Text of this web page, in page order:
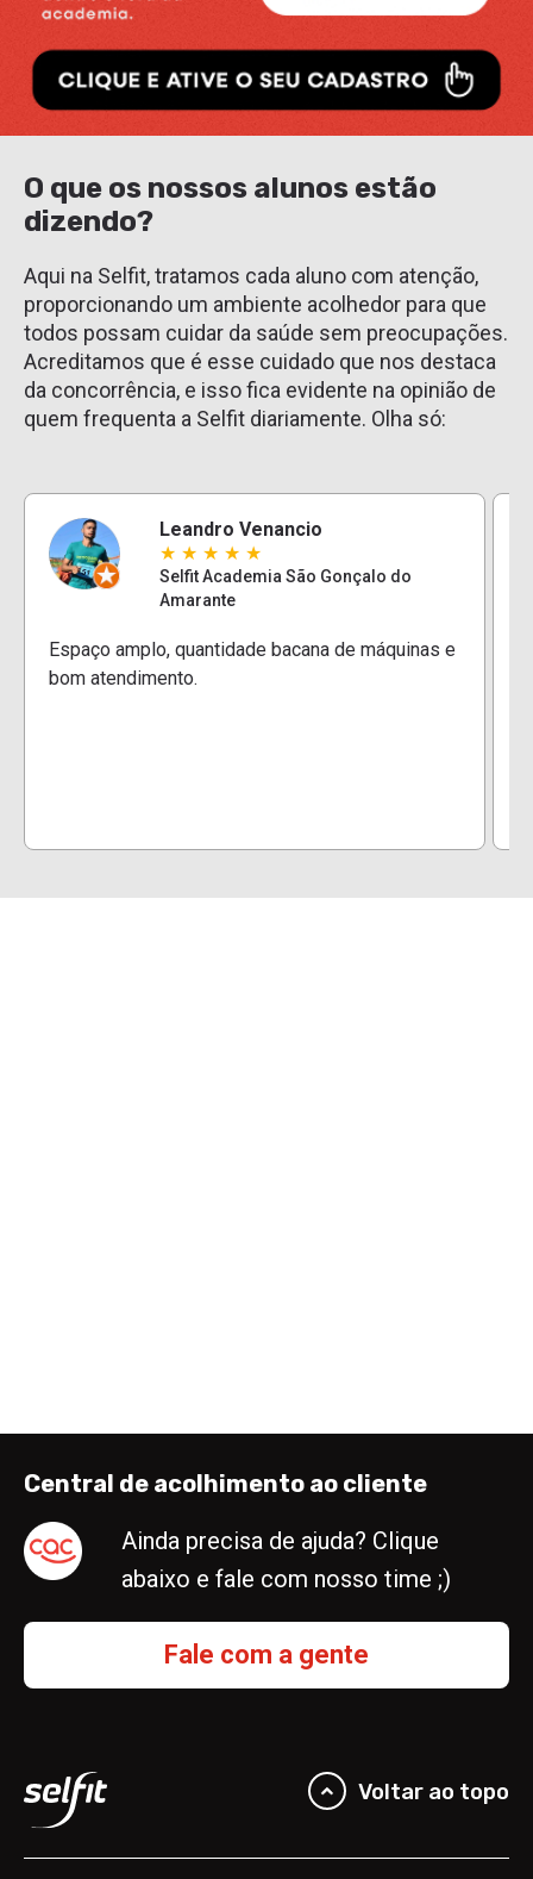
O que os nossos alunos estão
dizendo?
Aqui na Selfit, tratamos cada aluno com atenção,
proporcionando um ambiente acolhedor para que
todos possam cuidar da saúde sem preocupações.
Acreditamos que é esse cuidado que nos destaca
da concorrência, e isso fica evidente na opinião de
quem frequenta a Selfit diariamente. Olha só:
Leandro Venancio
★ ★ ★ ★ ★
Selfit Academia São Gonçalo do
Amarante
Espaço amplo, quantidade bacana de máquinas e
bom atendimento.
Central de acolhimento ao cliente
Ainda precisa de ajuda? Clique
abaixo e fale com nosso time ;)
Fale com a gente
Voltar ao topo